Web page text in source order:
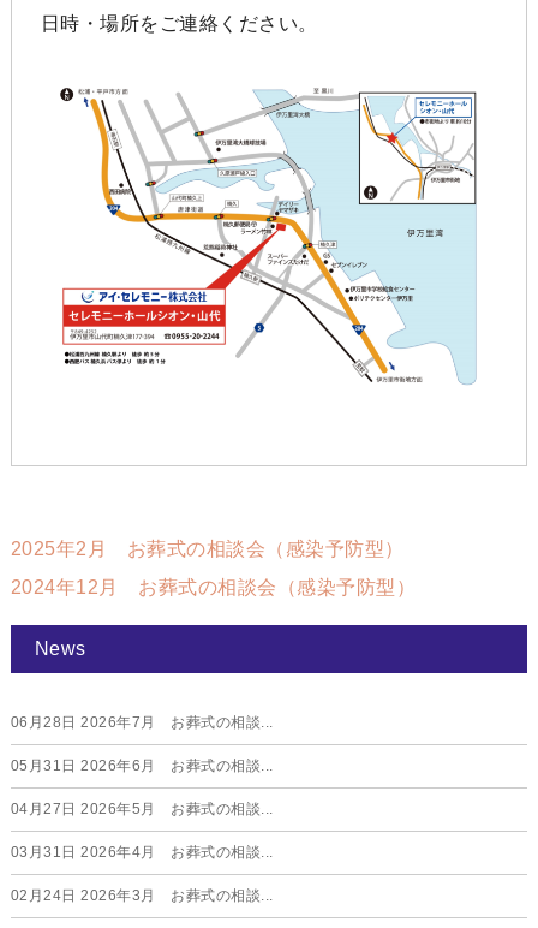
日時・場所をご連絡ください。
2025年2月 お葬式の相談会（感染予防型）
2024年12月 お葬式の相談会（感染予防型）
News
06月28日 2026年7月 お葬式の相談...
05月31日 2026年6月 お葬式の相談...
04月27日 2026年5月 お葬式の相談...
03月31日 2026年4月 お葬式の相談...
02月24日 2026年3月 お葬式の相談...